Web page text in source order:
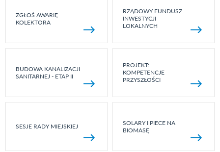
ZGŁOŚ AWARIĘ
KOLEKTORA
RZĄDOWY FUNDUSZ
INWESTYCJI
LOKALNYCH
BUDOWA KANALIZACJI
SANITARNEJ - ETAP II
PROJEKT:
KOMPETENCJE
PRZYSZŁOŚCI
SESJE RADY MIEJSKIEJ
SOLARY I PIECE NA
BIOMASĘ